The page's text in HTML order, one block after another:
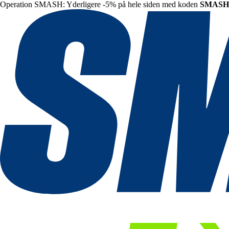
Operation SMASH: Yderligere -5% på hele siden med koden